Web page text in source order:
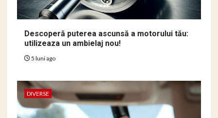
Descoperă puterea ascunsă a motorului tău:
utilizeaza un ambielaj nou!
5 luni ago
DIVERSE